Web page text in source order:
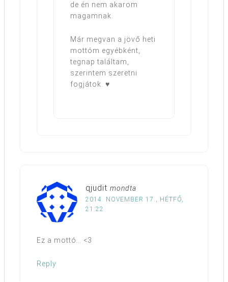
de én nem akarom
magamnak.
Már megvan a jövő heti
mottóm egyébként,
tegnap találtam,
szerintem szeretni
fogjátok. ♥
qjudit mondta
2014. NOVEMBER 17., HÉTFŐ,
21:22
Ez a mottó… <3
Reply